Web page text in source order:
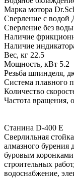
Марка мотора
Сверление с водой
Сверление без
Наличие
Наличие
Вес, кг 22.5
Мощность, кВт 5.2
Резьба шпинделя,
Система плавного
Количество
Частота вращения,
Станина D-400 E
Сверлильная
алмазного бурения
буровым
строительных
водоснабжение,